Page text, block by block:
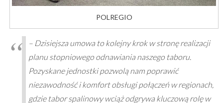
POLREGIO
– Dzisiejsza umowa to kolejny krok w stronę realizacji
planu stopniowego odnawiania naszego taboru.
Pozyskane jednostki pozwolą nam poprawić
niezawodność i komfort obsługi połączeń w regionach,
gdzie tabor spalinowy wciąż odgrywa kluczową rolę w